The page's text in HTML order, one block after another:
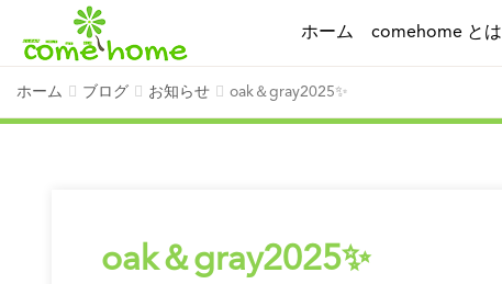
ホーム comehome とは
ホーム ブログ お知らせ oak＆gray2025✨
oak＆gray2025✨